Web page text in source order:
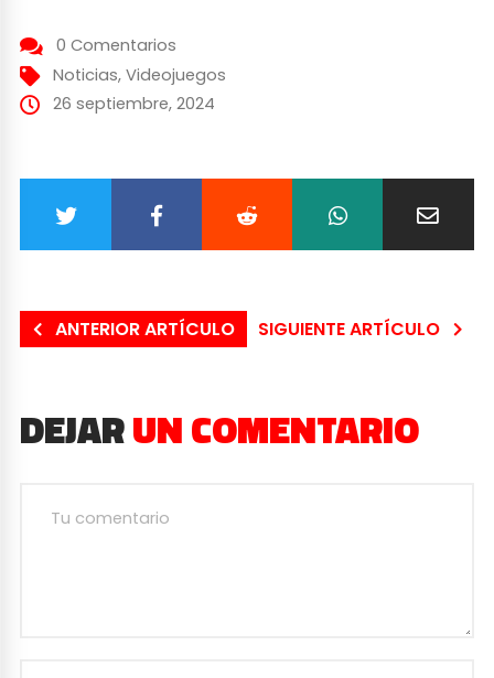
0 Comentarios
Noticias, Videojuegos
26 septiembre, 2024
ANTERIOR ARTÍCULO SIGUIENTE ARTÍCULO
DEJARUN COMENTARIO